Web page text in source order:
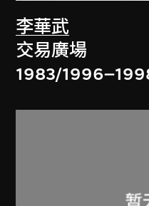
李華武
交易廣場
1983/